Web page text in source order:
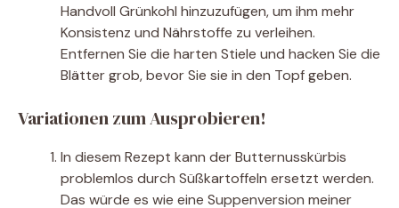
Handvoll Grünkohl hinzuzufügen, um ihm mehr
Konsistenz und Nährstoffe zu verleihen.
Entfernen Sie die harten Stiele und hacken Sie die
Blätter grob, bevor Sie sie in den Topf geben.
Variationen zum Ausprobieren!
In diesem Rezept kann der Butternusskürbis
problemlos durch Süßkartoffeln ersetzt werden.
Das würde es wie eine Suppenversion meiner